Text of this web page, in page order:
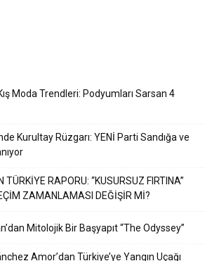
Moda Trendleri: Podyumları Sarsan 4
Kurultay Rüzgarı: YENİ Parti Sandığa ve
TÜRKİYE RAPORU: “KUSURSUZ FIRTINA”
ZAMANLAMASI DEĞİŞİR Mİ?
Mitolojik Bir Başyapıt “The Odyssey”
Amor’dan Türkiye’ye Yangın Uçağı